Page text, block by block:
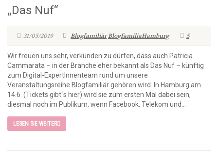
„Das Nuf“
31/05/2019 BlogfamiliärBlogfamiliaHamburg 5
Wir freuen uns sehr, verkünden zu dürfen, dass auch Patricia
Cammarata – in der Branche eher bekannt als Das Nuf – künftig
zum Digital-ExpertInnenteam rund um unsere
Veranstaltungsreihe Blogfamiliär gehören wird. In Hamburg am
14.6. (Tickets gibt´s hier) wird sie zum ersten Mal dabei sein,
diesmal noch im Publikum, wenn Facebook, Telekom und...
LESEN SIE WEITER